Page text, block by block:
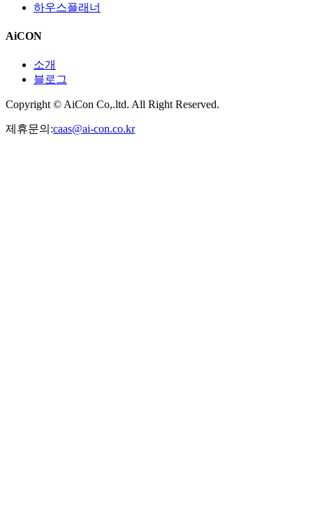
하우스플래너
AiCON
소개
블로그
Copyright © AiCon Co,.ltd. All Right Reserved.
제휴문의:caas@ai-con.co.kr